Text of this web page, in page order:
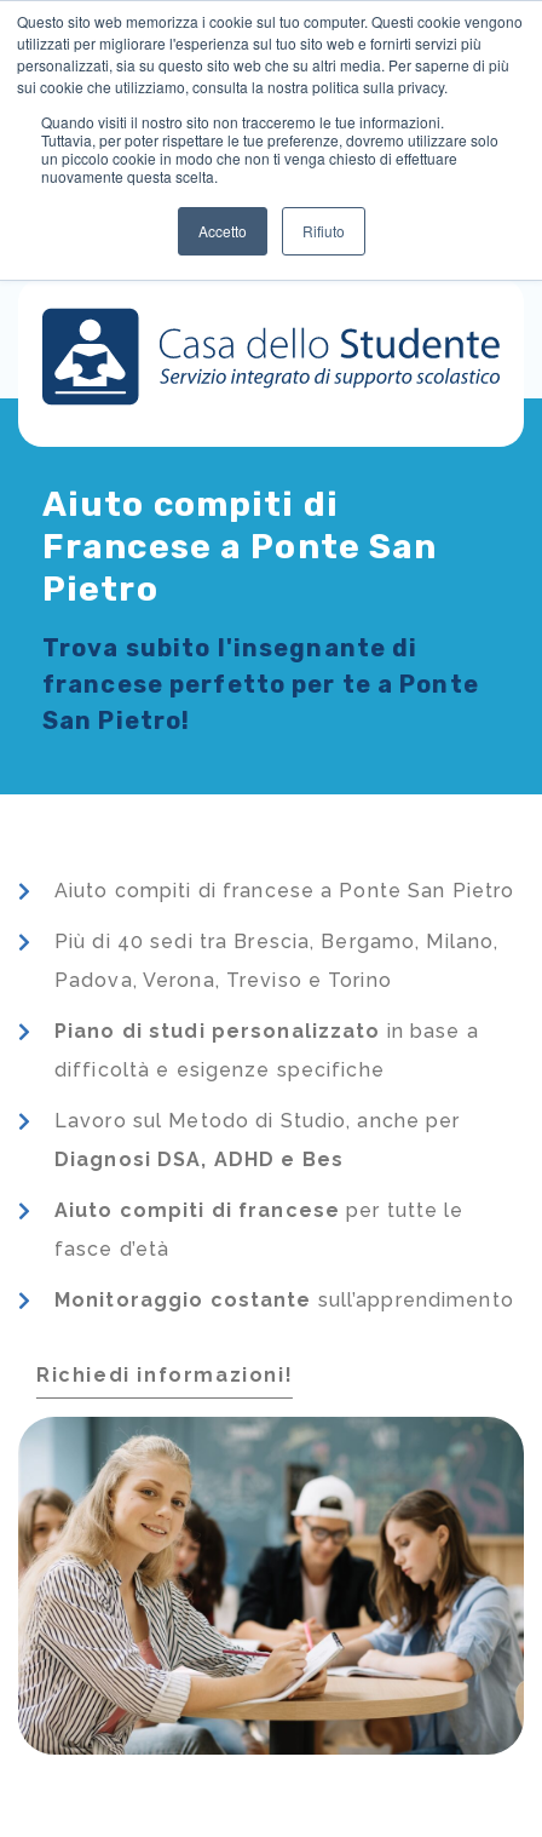
Questo sito web memorizza i cookie sul tuo computer. Questi cookie vengono
utilizzati per migliorare l'esperienza sul tuo sito web e fornirti servizi più
personalizzati, sia su questo sito web che su altri media. Per saperne di più
sui cookie che utilizziamo, consulta la nostra politica sulla privacy.
Quando visiti il ​​nostro sito non tracceremo le tue informazioni.
Tuttavia, per poter rispettare le tue preferenze, dovremo utilizzare solo
un piccolo cookie in modo che non ti venga chiesto di effettuare
nuovamente questa scelta.
Accetto Rifiuto
Aiuto compiti di
Francese a Ponte San
Pietro
Trova subito l'insegnante di
francese perfetto per te a Ponte
San Pietro!
Aiuto compiti di francese a Ponte San Pietro
Più di 40 sedi tra Brescia, Bergamo, Milano,
Padova, Verona, Treviso e Torino
Piano di studi personalizzato in base a
difficoltà e esigenze specifiche
Lavoro sul Metodo di Studio, anche per
Diagnosi DSA, ADHD e Bes
Aiuto compiti di francese per tutte le
fasce d’età
Monitoraggio costante sull’apprendimento
Richiedi informazioni!